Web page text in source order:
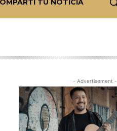
TU NOTICIA
- Advertisement -